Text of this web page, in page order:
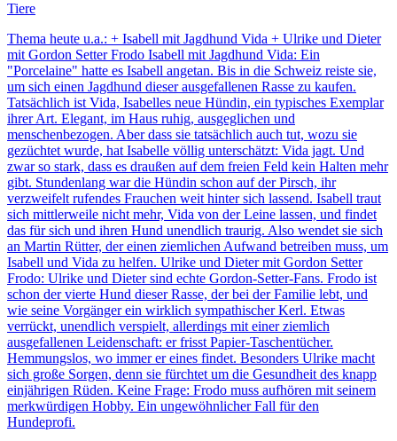
Tiere
Thema heute u.a.: + Isabell mit Jagdhund Vida + Ulrike und Dieter
mit Gordon Setter Frodo Isabell mit Jagdhund Vida: Ein
"Porcelaine" hatte es Isabell angetan. Bis in die Schweiz reiste sie,
um sich einen Jagdhund dieser ausgefallenen Rasse zu kaufen.
Tatsächlich ist Vida, Isabelles neue Hündin, ein typisches Exemplar
ihrer Art. Elegant, im Haus ruhig, ausgeglichen und
menschenbezogen. Aber dass sie tatsächlich auch tut, wozu sie
gezüchtet wurde, hat Isabelle völlig unterschätzt: Vida jagt. Und
zwar so stark, dass es draußen auf dem freien Feld kein Halten mehr
gibt. Stundenlang war die Hündin schon auf der Pirsch, ihr
verzweifelt rufendes Frauchen weit hinter sich lassend. Isabell traut
sich mittlerweile nicht mehr, Vida von der Leine lassen, und findet
das für sich und ihren Hund unendlich traurig. Also wendet sie sich
an Martin Rütter, der einen ziemlichen Aufwand betreiben muss, um
Isabell und Vida zu helfen. Ulrike und Dieter mit Gordon Setter
Frodo: Ulrike und Dieter sind echte Gordon-Setter-Fans. Frodo ist
schon der vierte Hund dieser Rasse, der bei der Familie lebt, und
wie seine Vorgänger ein wirklich sympathischer Kerl. Etwas
verrückt, unendlich verspielt, allerdings mit einer ziemlich
ausgefallenen Leidenschaft: er frisst Papier-Taschentücher.
Hemmungslos, wo immer er eines findet. Besonders Ulrike macht
sich große Sorgen, denn sie fürchtet um die Gesundheit des knapp
einjährigen Rüden. Keine Frage: Frodo muss aufhören mit seinem
merkwürdigen Hobby. Ein ungewöhnlicher Fall für den
Hundeprofi.